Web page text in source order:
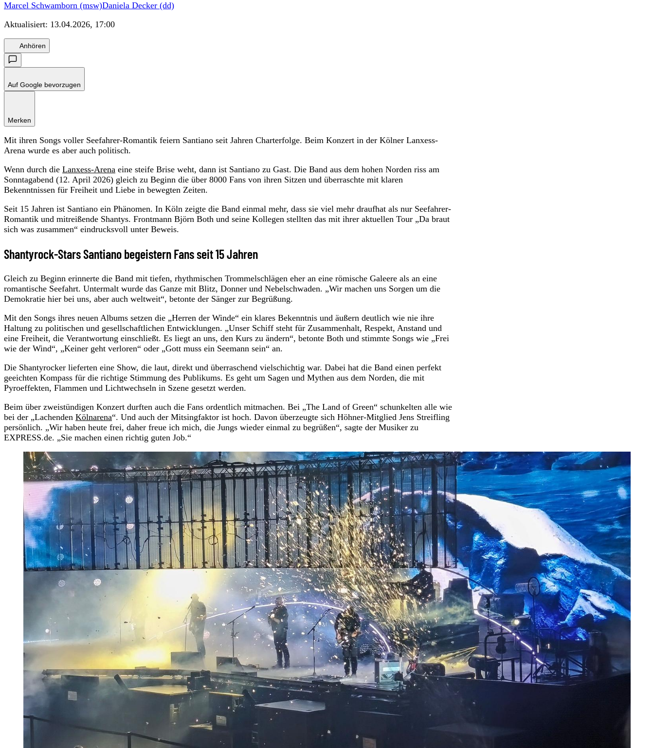
Marcel Schwamborn (msw)Daniela Decker (dd)
Aktualisiert: 13.04.2026, 17:00
Anhören
Auf Google bevorzugen
Merken
Mit ihren Songs voller Seefahrer-Romantik feiern Santiano seit Jahren Charterfolge. Beim Konzert in der Kölner Lanxess-
Arena wurde es aber auch politisch.
Wenn durch die Lanxess-Arena eine steife Brise weht, dann ist Santiano zu Gast. Die Band aus dem hohen Norden riss am
Sonntagabend (12. April 2026) gleich zu Beginn die über 8000 Fans von ihren Sitzen und überraschte mit klaren
Bekenntnissen für Freiheit und Liebe in bewegten Zeiten.
Seit 15 Jahren ist Santiano ein Phänomen. In Köln zeigte die Band einmal mehr, dass sie viel mehr draufhat als nur Seefahrer-
Romantik und mitreißende Shantys. Frontmann Björn Both und seine Kollegen stellten das mit ihrer aktuellen Tour „Da braut
sich was zusammen“ eindrucksvoll unter Beweis.
Shantyrock-Stars Santiano begeistern Fans seit 15 Jahren
Gleich zu Beginn erinnerte die Band mit tiefen, rhythmischen Trommelschlägen eher an eine römische Galeere als an eine
romantische Seefahrt. Untermalt wurde das Ganze mit Blitz, Donner und Nebelschwaden. „Wir machen uns Sorgen um die
Demokratie hier bei uns, aber auch weltweit“, betonte der Sänger zur Begrüßung.
Mit den Songs ihres neuen Albums setzen die „Herren der Winde“ ein klares Bekenntnis und äußern deutlich wie nie ihre
Haltung zu politischen und gesellschaftlichen Entwicklungen. „Unser Schiff steht für Zusammenhalt, Respekt, Anstand und
eine Freiheit, die Verantwortung einschließt. Es liegt an uns, den Kurs zu ändern“, betonte Both und stimmte Songs wie „Frei
wie der Wind“, „Keiner geht verloren“ oder „Gott muss ein Seemann sein“ an.
Die Shantyrocker lieferten eine Show, die laut, direkt und überraschend vielschichtig war. Dabei hat die Band einen perfekt
geeichten Kompass für die richtige Stimmung des Publikums. Es geht um Sagen und Mythen aus dem Norden, die mit
Pyroeffekten, Flammen und Lichtwechseln in Szene gesetzt werden.
Beim über zweistündigen Konzert durften auch die Fans ordentlich mitmachen. Bei „The Land of Green“ schunkelten alle wie
bei der „Lachenden Kölnarena“. Und auch der Mitsingfaktor ist hoch. Davon überzeugte sich Höhner-Mitglied Jens Streifling
persönlich. „Wir haben heute frei, daher freue ich mich, die Jungs wieder einmal zu begrüßen“, sagte der Musiker zu
EXPRESS.de. „Sie machen einen richtig guten Job.“